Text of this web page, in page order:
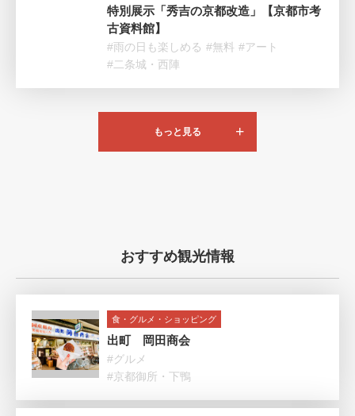
特別展示「秀吉の京都改造」【京都市考
古資料館】
#雨の日も楽しめる #無料 #アート
#二条城・西陣
もっと見る
おすすめ観光情報
食・グルメ・ショッピング
出町 岡田商会
#グルメ
#京都御所・下鴨